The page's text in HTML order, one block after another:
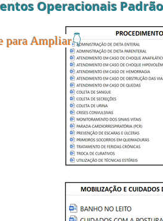
Operacionais
para Ampliar👇